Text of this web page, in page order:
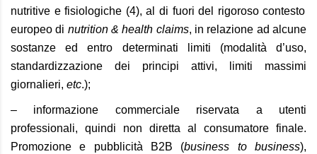
nutritive efisiologiche (4), al di fuori del rigoroso contesto
europeo di nutrition & health claims, in relazione ad alcune
sostanze ed entro determinati limiti (modalità d’uso,
standardizzazione dei principi attivi, limiti massimi
giornalieri, etc.);
– informazione commerciale riservata a utenti
professionali, quindi non diretta al consumatore finale.
Promozione e pubblicità B2B (business to business),